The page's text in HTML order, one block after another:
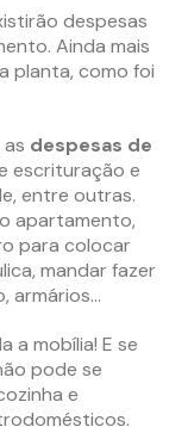
despesas
Ainda mais
planta, como foi
despesas de
escrituração e
entre outras.
apartamento,
para colocar
mandar fazer
armários…
a mobília! E se
pode se
e